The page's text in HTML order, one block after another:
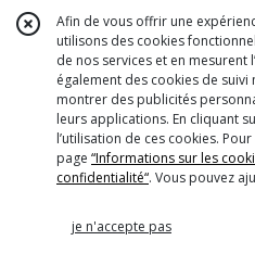
18€ 10 €80
PROMOTION - 40 %
Afin de vous offrir une
utilisons des cookies
de nos services et en mesurent
également des cookies de
montrer des publicités
leurs applications. En cliquant
l’utilisation de ces cookies.
page “Informations sur les
confidentialité“. Vous pouvez
je n'accepte pas